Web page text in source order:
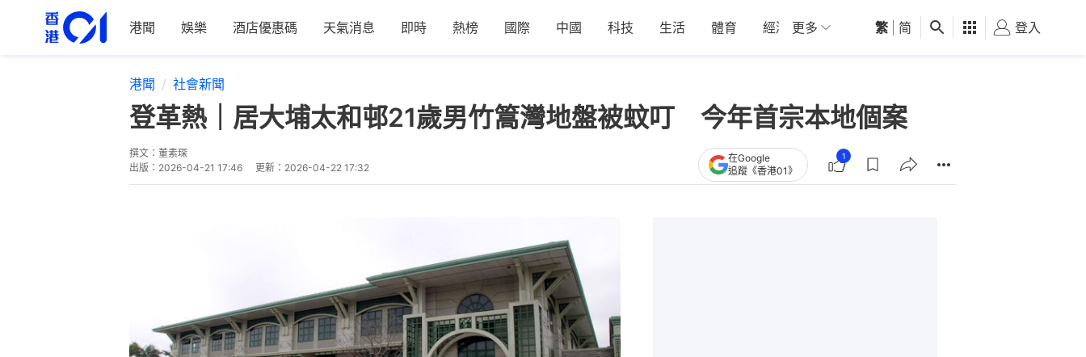
港聞 娛樂 酒店優惠碼 天氣消息 即時 熱榜 國際 中國 科技 生活 體育 經濟 01深圳 觀點 健康 好食玩飛
更多 繁 简 登入
港聞 社會新聞
登革熱｜居大埔太和邨21歲男竹篙灣地盤被蚊叮 今年首宗本地個案
撰文： 董素琛
出版： 2026-04-21 17:46 更新： 2026-04-22 17:32
在Google
追蹤《香港01》
1